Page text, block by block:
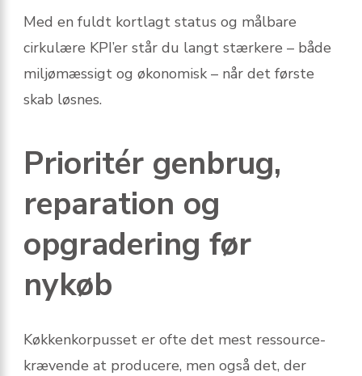
Med en fuldt kortlagt status og målbare
cirkulære KPI’er står du langt stærkere – både
miljømæssigt og økonomisk – når det første
skab løsnes.
Prioritér genbrug,
reparation og
opgradering før
nykøb
Køkkenkorpusset er ofte det mest ressource-
krævende at producere, men også det, der